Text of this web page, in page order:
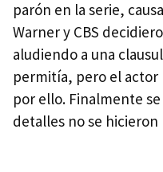
parón en la serie,
Warner y CBS
aludiendo a una
permitía, pero el
por ello. Finalmente
detalles no se hicieron